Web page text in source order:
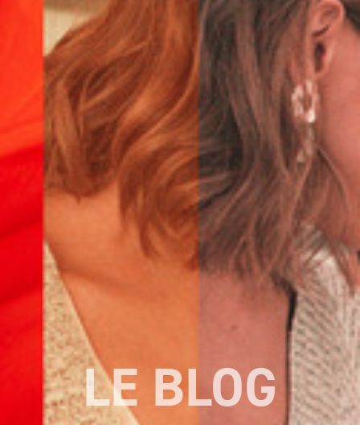
LE BLOG